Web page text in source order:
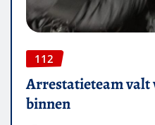
112
Arrestatieteam valt
binnen